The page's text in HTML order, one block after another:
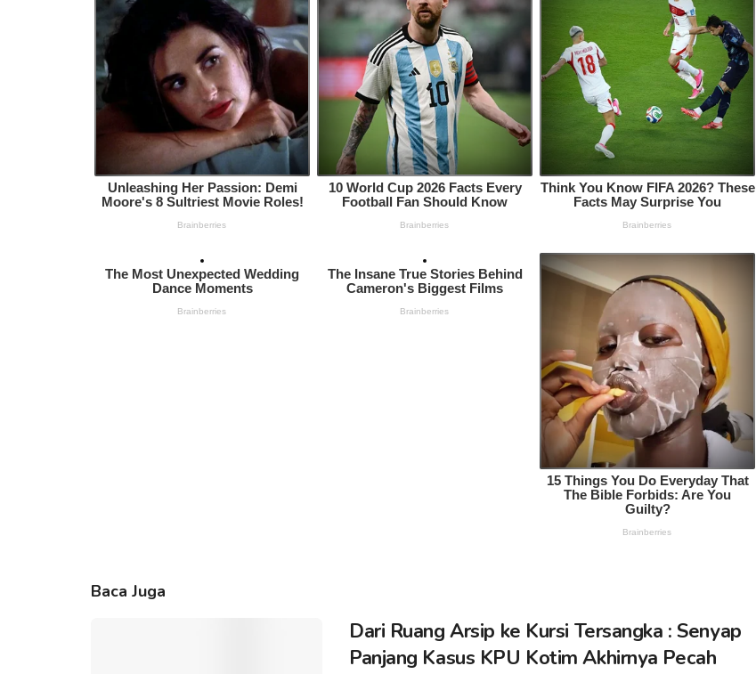
Baca Juga
Dari Ruang Arsip ke Kursi Tersangka : Senyap
Panjang Kasus KPU Kotim Akhirnya Pecah